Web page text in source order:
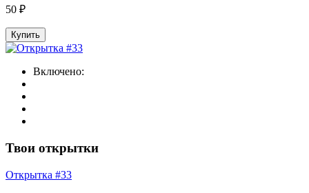
50 ₽
Купить
Включено:
Твои открытки
Открытка #33